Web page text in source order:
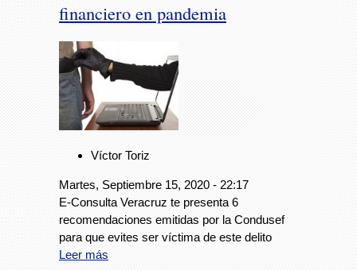
financiero en pandemia
Víctor Toriz
Martes, Septiembre 15, 2020 - 22:17
E-Consulta Veracruz te presenta 6
recomendaciones emitidas por la Condusef
para que evites ser víctima de este delito
Leer más